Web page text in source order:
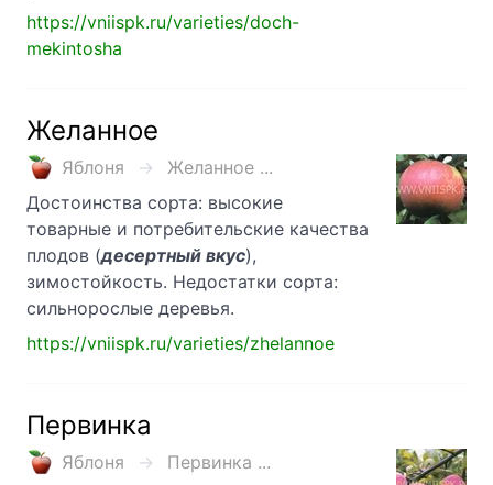
https://vniispk.ru/varieties/doch-
mekintosha
Желанное
Яблоня
Желанное ...
Достоинства сорта: высокие
товарные и потребительские качества
плодов (десертный вкус),
зимостойкость. Недостатки сорта:
сильнорослые деревья.
https://vniispk.ru/varieties/zhelannoe
Первинка
Яблоня
Первинка ...